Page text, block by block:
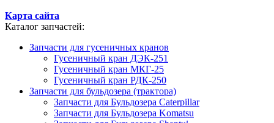
Карта сайта
Каталог запчастей:
Запчасти для гусеничных кранов
Гусеничный кран ДЭК-251
Гусеничный кран МКГ-25
Гусеничный кран РДК-250
Запчасти для бульдозера (трактора)
Запчасти для Бульдозера Caterpillar
Запчасти для Бульдозера Komatsu